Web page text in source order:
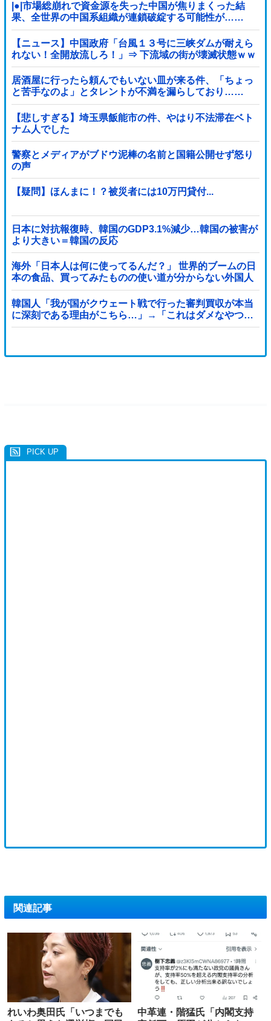
|●|市場総崩れで資金源を失った中国が焦りまくった結
果、全世界の中国系組織が連鎖破綻する可能性が……
【ニュース】中国政府「台風１３号に三峡ダムが耐えら
れない！全開放流しろ！」⇒ 下流域の街が壊滅状態ｗｗ
ｗｗｗ
居酒屋に行ったら頼んでもいない皿が来る件、「ちょっ
と苦手なのよ」とタレントが不満を漏らしており……
【悲しすぎる】埼玉県飯能市の件、やはり不法滞在ベト
ナム人でした
警察とメディアがブドウ泥棒の名前と国籍公開せず怒り
の声
【疑問】ほんまに！？被災者には10万円貸付...
日本に対抗報復時、韓国のGDP3.1%減少…韓国の被害が
より大きい＝韓国の反応
海外「日本人は何に使ってるんだ？」 世界的ブームの日
本の食品、買ってみたものの使い道が分からない外国人
が続出
韓国人「我が国がクウェート戦で行った審判買収が本当
に深刻である理由がこちら…」→「これはダメなやつ…
（ブルブル」＝韓国の反応
関連記事
れいわ奥田氏「いつまでも
中革連・階猛氏「内閣支持